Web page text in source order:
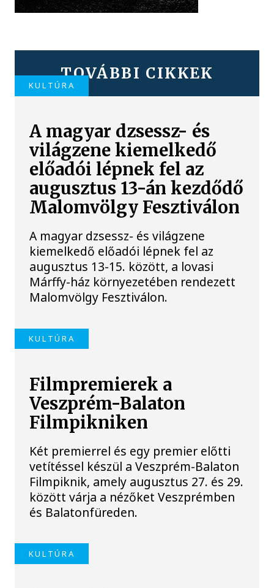
TOVÁBBI CIKKEK
KULTÚRA
A magyar dzsessz- és
világzene kiemelkedő
előadói lépnek fel az
augusztus 13-án kezdődő
Malomvölgy Fesztiválon
A magyar dzsessz- és világzene
kiemelkedő előadói lépnek fel az
augusztus 13-15. között, a lovasi
Márffy-ház környezetében rendezett
Malomvölgy Fesztiválon.
KULTÚRA
Filmpremierek a
Veszprém-Balaton
Filmpikniken
Két premierrel és egy premier előtti
vetítéssel készül a Veszprém-Balaton
Filmpiknik, amely augusztus 27. és 29.
között várja a nézőket Veszprémben
és Balatonfüreden.
KULTÚRA